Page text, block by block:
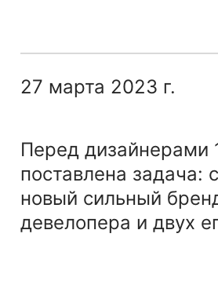
27 марта 2023 г.
Перед дизайнерами
поставлена задача:
новый сильный
девелопера и двух